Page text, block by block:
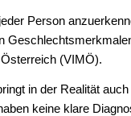
Person
(VIMÖ).
in der Realität
keine klare